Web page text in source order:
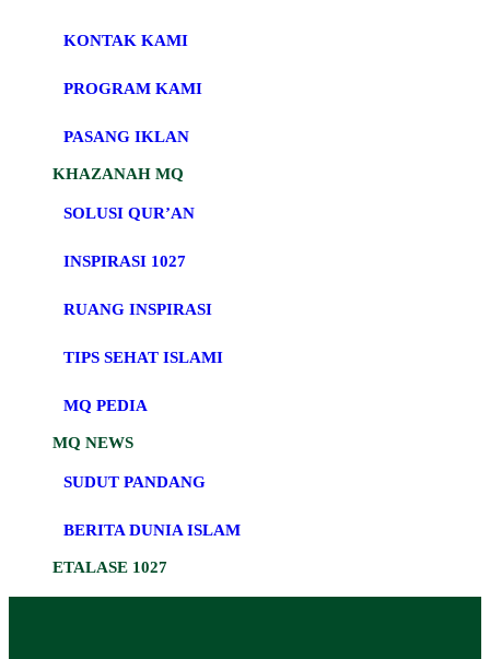
KONTAK KAMI
PROGRAM KAMI
PASANG IKLAN
KHAZANAH MQ
SOLUSI QUR’AN
INSPIRASI 1027
RUANG INSPIRASI
TIPS SEHAT ISLAMI
MQ PEDIA
MQ NEWS
SUDUT PANDANG
BERITA DUNIA ISLAM
ETALASE 1027